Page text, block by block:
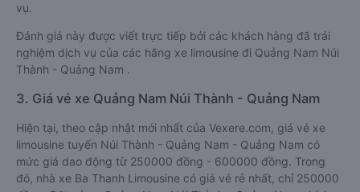
vụ.
Đánh giá này được viết trực tiếp bởi các khách hàng đã trải
nghiệm dịch vụ của các hãng xe limousine đi Quảng Nam Núi
Thành - Quảng Nam .
3. Giá vé xe Quảng Nam Núi Thành - Quảng Nam
Hiện tại, theo cập nhật mới nhất của Vexere.com, giá vé xe
limousine tuyến Núi Thành - Quảng Nam - Quảng Nam có
mức giá dao động từ 250000 đồng - 600000 đồng. Trong
đó, nhà xe Ba Thanh Limousine có giá vé rẻ nhất, chỉ 250000